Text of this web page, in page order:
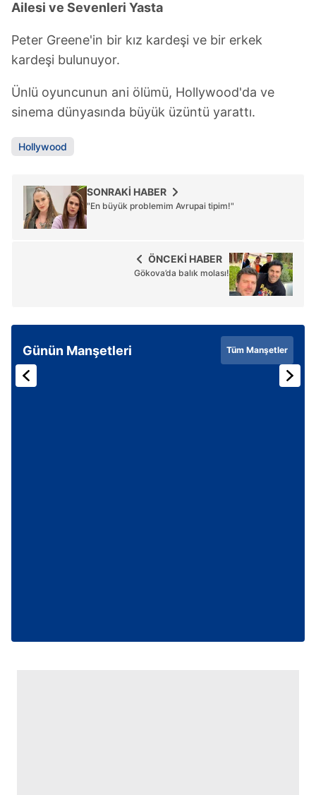
Ailesi ve Sevenleri Yasta
Peter Greene'in bir kız kardeşi ve bir erkek
kardeşi bulunuyor.
Ünlü oyuncunun ani ölümü, Hollywood'da ve
sinema dünyasında büyük üzüntü yarattı.
Hollywood
SONRAKİ HABER
"En büyük problemim Avrupai tipim!"
ÖNCEKİ HABER
Gökova’da balık molası!
Günün Manşetleri Tüm Manşetler